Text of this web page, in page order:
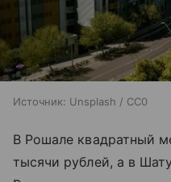
Источник: Unsplash / CC0
В Рошале квадратный
тысячи рублей, а в